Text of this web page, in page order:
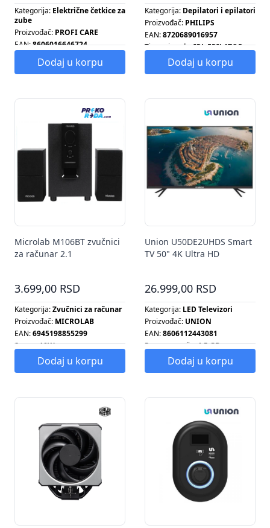
Kategorija: Električne četkice za
zube
Proizvođač: PROFI CARE
EAN:8606016646724
Dodaj u korpu
Kategorija: Depilatori i epilatori
Proizvođač: PHILIPS
EAN:8720689016957
Tip proizvoda:IPL EPILATOR
Dodaj u korpu
Microlab M106BT zvučnici
za računar 2.1
3.699,00 RSD
Kategorija:Zvučnici za računar
Proizvođač: MICROLAB
EAN:6945198855299
Snaga:10W
Dodaj u korpu
Union U50DE2UHDS Smart
TV 50" 4K Ultra HD
26.999,00 RSD
Kategorija: LED Televizori
Proizvođač: UNION
EAN:8606112443081
Ram memorija:1.5 GB
Smart tv:DA
Dodaj u korpu